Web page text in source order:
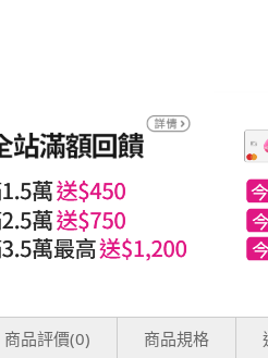
商品評價(0) 商品規格